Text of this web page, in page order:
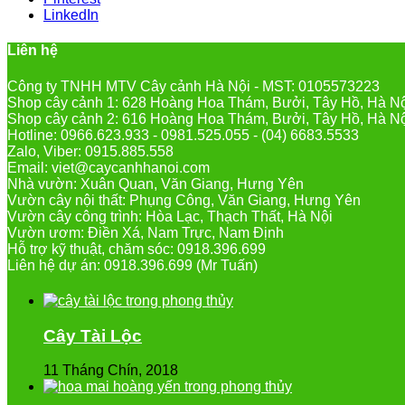
LinkedIn
Liên hệ
Công ty TNHH MTV Cây cảnh Hà Nội - MST: 0105573223
Shop cây cảnh 1: 628 Hoàng Hoa Thám, Bưởi, Tây Hồ, Hà
Shop cây cảnh 2: 616 Hoàng Hoa Thám, Bưởi, Tây Hồ, Hà
Hotline: 0966.623.933 - 0981.525.055 - (04) 6683.5533
Zalo, Viber: 0915.885.558
Email: viet@caycanhhanoi.com
Nhà vườn: Xuân Quan, Văn Giang, Hưng Yên
Vườn cây nội thất: Phụng Công, Văn Giang, Hưng Yên
Vườn cây công trình: Hòa Lạc, Thạch Thất, Hà Nội
Vườn ươm: Điền Xá, Nam Trực, Nam Định
Hỗ trợ kỹ thuật, chăm sóc: 0918.396.699
Liên hệ dự án: 0918.396.699 (Mr Tuấn)
Cây Tài Lộc
11 Tháng Chín, 2018